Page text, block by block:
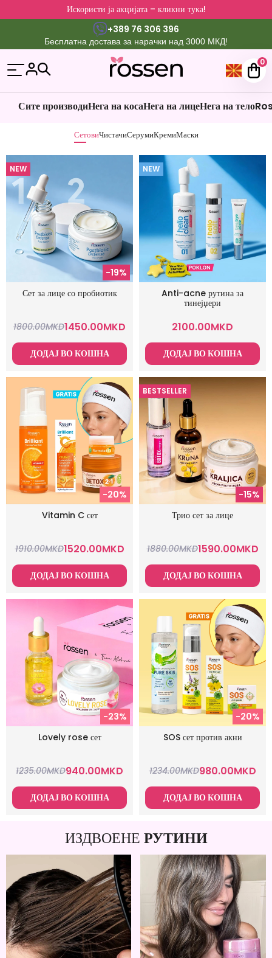
Искористи ја акцијата – кликни тука!
+389 76 306 396
Бесплатна достава за нарачки над 3000 МКД!
0
Сите производиНега на косаНега на лицеНега на тело
СетовиЧистачиСерумиКремиМаски
NEW
-19%
Сет за лице со пробиотик
1800.00MKD1450.00MKD
ДОДАЈ ВО КОШНА
NEW
Anti-acne рутина за
тинејџери
2100.00MKD
ДОДАЈ ВО КОШНА
-20%
Vitamin C сет
1910.00MKD1520.00MKD
ДОДАЈ ВО КОШНА
BESTSELLER
-15%
Трио сет за лице
1880.00MKD1590.00MKD
ДОДАЈ ВО КОШНА
-23%
Lovely rose сет
1235.00MKD940.00MKD
ДОДАЈ ВО КОШНА
-20%
SOS сет против акни
1234.00MKD980.00MKD
ДОДАЈ ВО КОШНА
ИЗДВОЕНЕ РУТИНИ